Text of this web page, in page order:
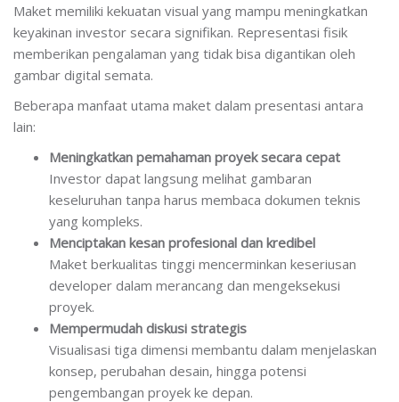
Maket memiliki kekuatan visual yang mampu meningkatkan
keyakinan investor secara signifikan. Representasi fisik
memberikan pengalaman yang tidak bisa digantikan oleh
gambar digital semata.
Beberapa manfaat utama maket dalam presentasi antara
lain:
Meningkatkan pemahaman proyek secara cepat
Investor dapat langsung melihat gambaran
keseluruhan tanpa harus membaca dokumen teknis
yang kompleks.
Menciptakan kesan profesional dan kredibel
Maket berkualitas tinggi mencerminkan keseriusan
developer dalam merancang dan mengeksekusi
proyek.
Mempermudah diskusi strategis
Visualisasi tiga dimensi membantu dalam menjelaskan
konsep, perubahan desain, hingga potensi
pengembangan proyek ke depan.